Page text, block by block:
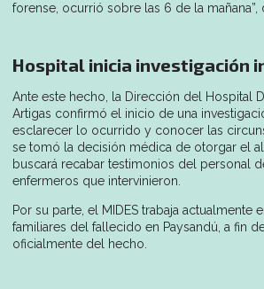
forense, ocurrió sobre las 6 de la mañana”,
Hospital inicia investigación
Ante este hecho, la Dirección del Hospital
Artigas confirmó el inicio de una
esclarecer lo ocurrido y conocer las
se tomó la decisión médica de otorgar el
buscará recabar testimonios del personal
enfermeros que intervinieron.
Por su parte, el MIDES trabaja actualmente
familiares del fallecido en Paysandú, a fin
oficialmente del hecho.